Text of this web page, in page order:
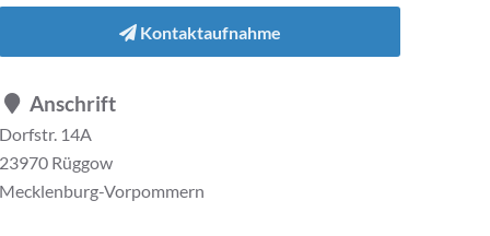
Kontaktaufnahme
Anschrift
Dorfstr. 14A
23970 Rüggow
Mecklenburg-Vorpommern